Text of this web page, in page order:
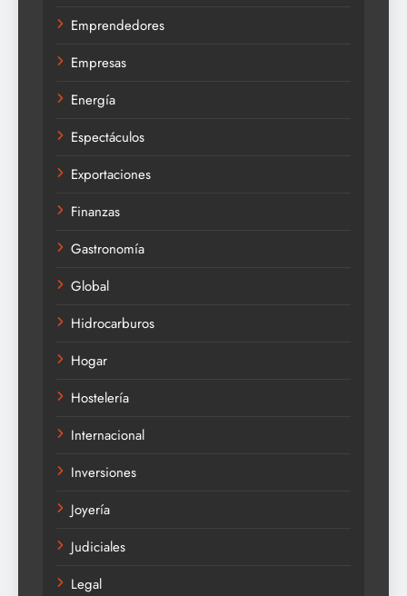
Emprendedores
Empresas
Energía
Espectáculos
Exportaciones
Finanzas
Gastronomía
Global
Hidrocarburos
Hogar
Hostelería
Internacional
Inversiones
Joyería
Judiciales
Legal